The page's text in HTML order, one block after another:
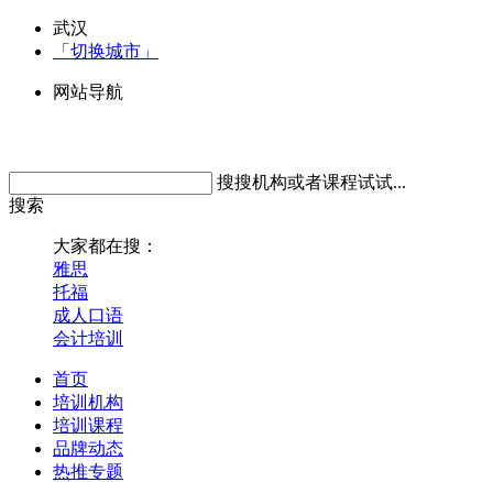
武汉
「切换城市」
网站导航
搜搜机构或者课程试试...
搜索
大家都在搜：
雅思
托福
成人口语
会计培训
首页
培训机构
培训课程
品牌动态
热推专题